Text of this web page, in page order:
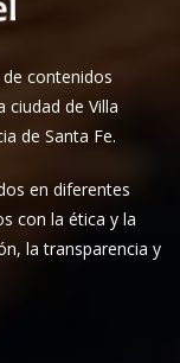
contenidos
ciudad de Villa
de Santa Fe.
en diferentes
con la ética y la
la transparencia y